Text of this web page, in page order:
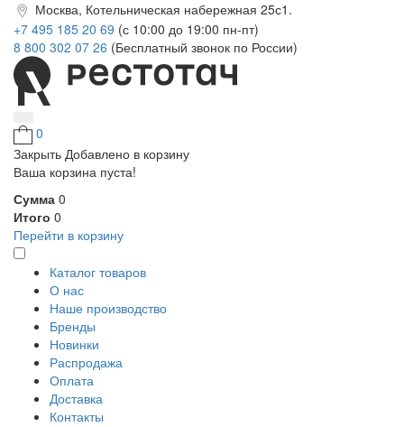
Москва, Котельническая набережная 25с1.
+7 495 185 20 69 (с 10:00 до 19:00 пн-пт)
8 800 302 07 26 (Бесплатный звонок по России)
0
Закрыть Добавлено в корзину
Ваша корзина пуста!
Сумма 0
Итого 0
Перейти в корзину
Каталог товаров
О нас
Наше производство
Бренды
Новинки
Распродажа
Оплата
Доставка
Контакты